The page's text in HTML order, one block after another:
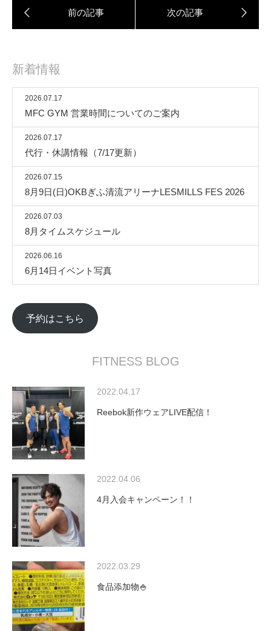
新着情報
2026.07.17
MFC GYM 営業時間についてのご案内
2026.07.17
代行・休講情報（7/17更新）
2026.07.15
8月9日(日)OKBぎふ清流アリーナLESMILLS FES 2026
2026.07.03
8月タイムスケジュール
2026.06.16
6月14日イベント写真
予約はこちら
FITNESS BLOG
2022.04.17
Reebok新作ウェアLIVE配信！
2022.04.06
4月入会キャンペーン！！
2022.03.29
食品添加物🍚